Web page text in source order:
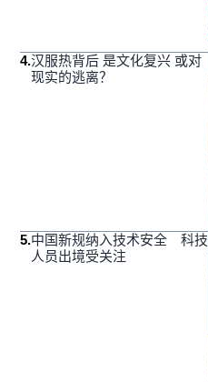
4.汉服热背后 是文化复兴 或对
现实的逃离？
5.中国新规纳入技术安全 科技
人员出境受关注